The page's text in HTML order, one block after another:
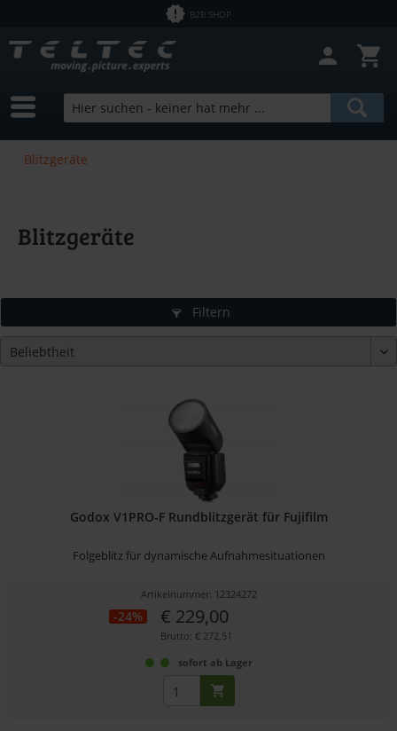
B2B SHOP
Blitzgeräte
Blitzgeräte
Filtern
Godox V1PRO-F Rundblitzgerät für Fujifilm
Folgeblitz für dynamische Aufnahmesituationen
Artikelnummer: 12324272
-24% € 229,00
Brutto: € 272,51
sofort ab Lager